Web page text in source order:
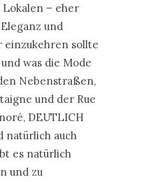
– eher
und
sollte
was die Mode
Nebenstraßen,
und der Rue
DEUTLICH
natürlich auch
es natürlich
und zu